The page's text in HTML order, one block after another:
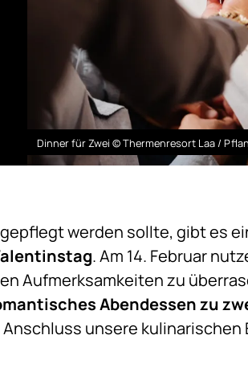
Dinner für Zwei © Thermenresort Laa /
werden sollte, gibt es
. Am 14. Februar
Aufmerksamkeiten zu
Abendessen zu
unsere